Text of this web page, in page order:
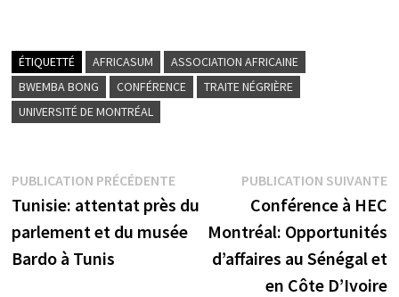
ÉTIQUETTÉ AFRICASUM
ASSOCIATION AFRICAINE
BWEMBA BONG
CONFÉRENCE
TRAITE NÉGRIÈRE
UNIVERSITÉ DE MONTRÉAL
Navigation
de
l’article
PUBLICATION PRÉCÉDENTEPublication
précédente :
Tunisie: attentat près du
parlement et du musée
Bardo à Tunis
PUBLICATION SUIVANTE
Conférence à HEC
Montréal: Opportunités
d’affaires au Sénégal et
en Côte D’Ivoire